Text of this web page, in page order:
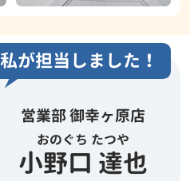
私が担当しました！
営業部 御幸ヶ原店
おのぐち たつや
小野口 達也